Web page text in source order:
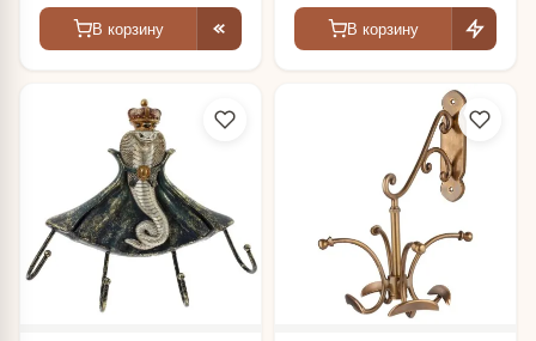
В корзину В корзину